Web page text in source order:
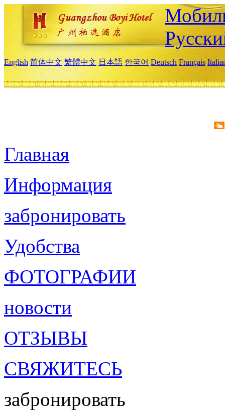
English 简体中文 繁體中文 日本語 한국어 Deutsch Français
Главная
Информация
забронировать
Удобства
ФОТОГРАФИИ
новости
ОТЗЫВЫ
СВЯЖИТЕСЬ
забронировать